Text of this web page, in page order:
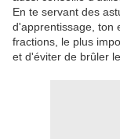
En te servant des
d'apprentissage, ton
fractions, le plus
et d'éviter de brûler